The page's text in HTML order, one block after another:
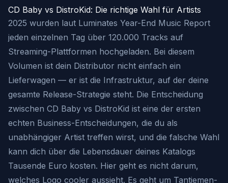
CD Baby vs DistroKid: Die richtige Wahl für Artists
2025 wurden laut Luminates Year-End Music Report
jeden einzelnen Tag über 120.000 Tracks auf
Streaming-Plattformen hochgeladen. Bei diesem
Volumen ist dein Distributor nicht einfach ein
Lieferwagen — er ist die Infrastruktur, auf der deine
gesamte Release-Strategie steht. Die Entscheidung
zwischen CD Baby vs DistroKid ist eine der ersten
echten Business-Entscheidungen, die du als
unabhängiger Artist treffen wirst, und die falsche Wahl
kann dich über die Lebensdauer deines Katalogs
Tausende Euro kosten. Hier geht es nicht darum,
welches Logo cooler aussieht. Es geht um Tantiemen-